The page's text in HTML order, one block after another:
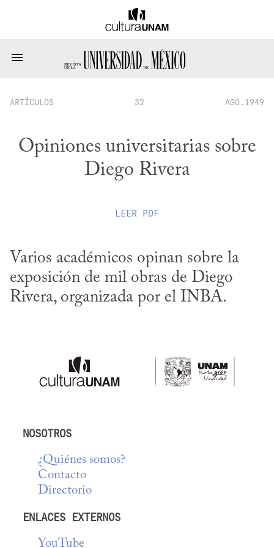
ARTÍCULOS 32 AGO.1949
Opiniones universitarias sobre
Diego Rivera
LEER PDF
Varios académicos opinan sobre la
exposición de mil obras de Diego
Rivera, organizada por el INBA.
NOSOTROS
¿Quiénes somos?
Contacto
Directorio
ENLACES EXTERNOS
YouTube